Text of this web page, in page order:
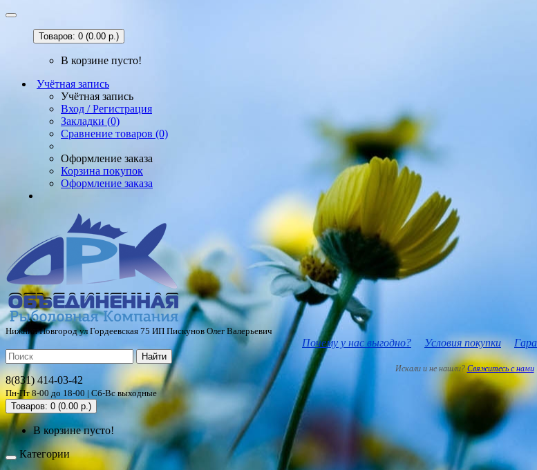
Товаров: 0 (0.00 р.)
В корзине пусто!
Учётная запись
Учётная запись
Вход / Регистрация
Закладки (0)
Сравнение товаров (0)
Оформление заказа
Корзина покупок
Оформление заказа
Нижний Новгород ул Гордеевская 75 ИП Пискунов Олег Валерьевич
Почему у нас выгодно? Условия покупки
Найти
Искали и не нашли? Свяжитесь с нами
8(831) 414-03-42
Пн-Пт 8-00 до 18-00 | Сб-Вс выходные
Товаров: 0 (0.00 р.)
В корзине пусто!
Категории